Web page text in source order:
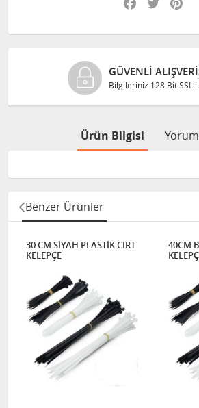
GÜVENLI
Bilgileriniz 128 Bit SSL
Ürün Bilgisi
Benzer Ürünler
30 CM SİYAH PLASTİK CIRT
KELEPÇE
40CM